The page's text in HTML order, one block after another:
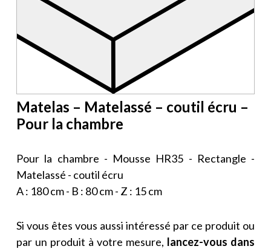
Matelas – Matelassé – coutil écru –
Pour la chambre
Pour la chambre - Mousse HR35 - Rectangle -
Matelassé - coutil écru
A : 180 cm - B : 80 cm - Z : 15 cm
Si vous êtes vous aussi intéressé par ce produit ou
par un produit à votre mesure, lancez-vous dans